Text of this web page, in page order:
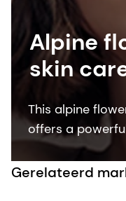
Alpine
skin
This alpine
offers a
protection.
care ingredient
Gerelateerd